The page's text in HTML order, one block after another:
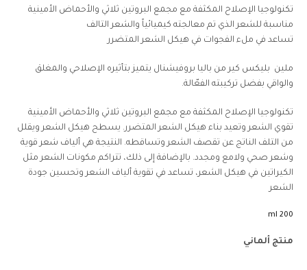
تكنولوجيا الإصلاح المكثفة مع مجمع البروتين ثلاثي والأحماض الأمينية
مناسبة للشعر الذي تم معالجته كيميائياً والشعر التالف
تساعد في ملء الفجوات في هيكل الشعر المتضرر
ملين بليكس كير من باليا بروفيشنال يتميز بتأثيره الإصلاحي والمغلق
والواقي بفضل تركيبته الفعّالة.
تكنولوجيا الإصلاح المكثفة مع مجمع البروتين ثلاثي والأحماض الأمينية
تقوي الشعر وتعيد بناء هيكل الشعر المتضرر. يسطح هيكل الشعر ويقلل
من التلف الناتج عن تقصف الشعر وتساقطه. النتيجة هي ألياف شعر قوية
وشعر صحي ولامع ومجدد. بالإضافة إلى ذلك، تتراكم مكونات الشعر مثل
الكيراتين في هيكل الشعر، تساعد في تقوية ألياف الشعر وتحسين جودة
الشعر
200 ml
منتج ألماني